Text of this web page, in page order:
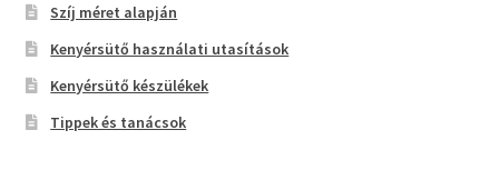
Szíj méret alapján
Kenyérsütő használati utasítások
Kenyérsütő készülékek
Tippek és tanácsok